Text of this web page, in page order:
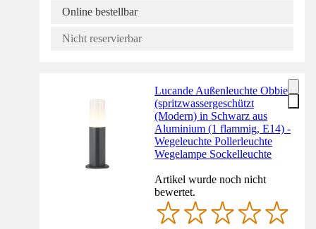
Online bestellbar
Nicht reservierbar
Lucande Außenleuchte Obbie
(spritzwassergeschützt
(Modern) in Schwarz aus
Aluminium (1 flammig, E14) -
Wegeleuchte Pollerleuchte
Wegelampe Sockelleuchte
Artikel wurde noch nicht
bewertet.